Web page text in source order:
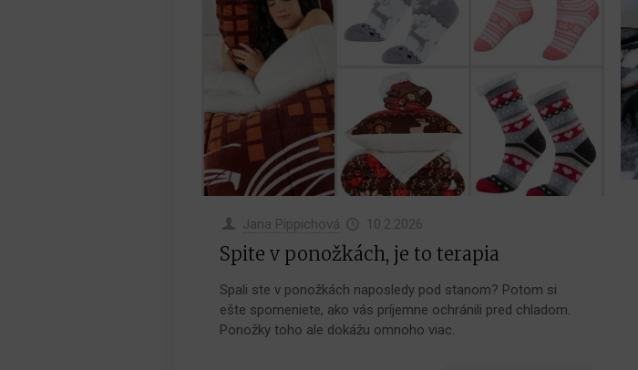
Jana Pippichová 10.2.2026
Spite v ponožkách, je to terapia
Spali ste v ponožkách naposledy pod stanom? Potom si
ešte spomeniete, ako vás príjemne ochránili pred chladom.
Ponožky toho ale dokážu omnoho viac.